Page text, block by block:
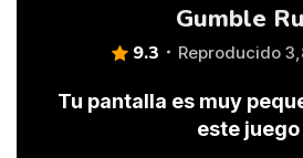
Gumble
9.3 Reproducido
Tu pantalla es muy
este juego